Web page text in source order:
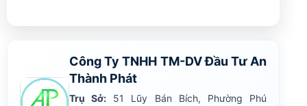
Công Ty TNHH TM-DV Đầu Tư An
Thành Phát
Trụ Sở: 51 Lũy Bán Bích, Phường Phú